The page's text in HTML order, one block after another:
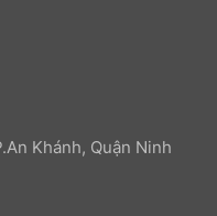
Khánh, Quận Ninh